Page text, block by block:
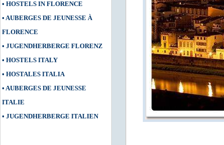
• HOSTELS IN FLORENCE
• AUBERGES DE JEUNESSE À
FLORENCE
• JUGENDHERBERGE FLORENZ
• HOSTELS ITALY
• HOSTALES ITALIA
• AUBERGES DE JEUNESSE
ITALIE
• JUGENDHERBERGE ITALIEN